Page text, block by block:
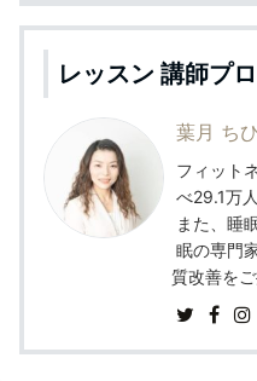
レッスン 講師プ
葉月 ち
フィット
べ29.1万
また、睡
眠の専門
質改善をご